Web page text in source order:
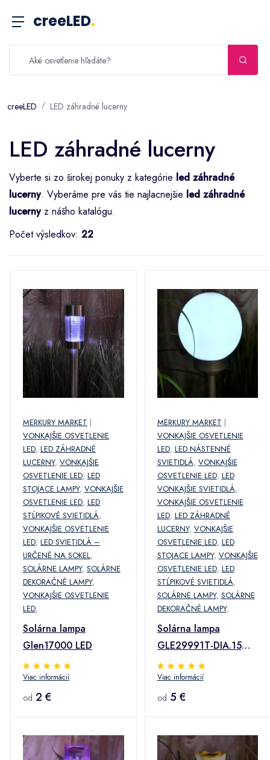
creeLED.
creeLED LED záhradné lucerny
LED záhradné lucerny
Vyberte si zo širokej ponuky z kategórie led záhradné
lucerny. Vyberáme pre vás tie najlacnejšie led záhradné
lucernyz nášho katalógu.
Počet výsledkov: 22
MERKURY MARKET |
VONKAJŠIE OSVETLENIE
LED, LED ZÁHRADNÉ
LUCERNY, VONKAJŠIE
OSVETLENIE LED, LED
STOJACE LAMPY, VONKAJŠIE
OSVETLENIE LED, LED
STĹPIKOVÉ SVIETIDLÁ,
VONKAJŠIE OSVETLENIE
LED, LED SVIETIDLÁ –
URČENÉ NA SOKEL,
SOLÁRNE LAMPY, SOLÁRNE
DEKORAČNÉ LAMPY,
VONKAJŠIE OSVETLENIE
LED,
Solárna lampa
Glen17000 LED
Viac informácií
od 2 €
MERKURY MARKET |
VONKAJŠIE OSVETLENIE
LED, LED NÁSTENNÉ
SVIETIDLÁ, VONKAJŠIE
OSVETLENIE LED, LED
VONKAJŠIE SVIETIDLÁ,
VONKAJŠIE OSVETLENIE
LED, LED ZÁHRADNÉ
LUCERNY, VONKAJŠIE
OSVETLENIE LED, LED
STOJACE LAMPY, VONKAJŠIE
OSVETLENIE LED, LED
STĹPIKOVÉ SVIETIDLÁ,
SOLÁRNE LAMPY, SOLÁRNE
DEKORAČNÉ LAMPY,
Solárna lampa
GLE29991T-DIA.15
LED + opasok
Viac informácií
od 5 €